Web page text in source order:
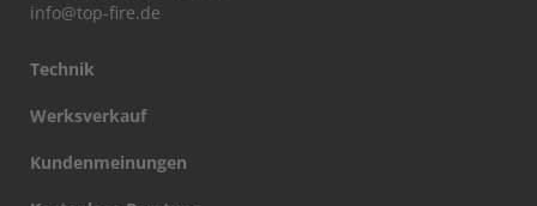
info@top-fire.de
Technik
Werksverkauf
Kundenmeinungen